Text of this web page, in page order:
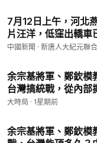
🍀 乾淨世界：
uWPaBWR88QHyh
© All Rights
7月12日上午，河北
片汪洋，低窪出轎車
小車非常艱難形式。
中國新聞 · 新唐人大紀元聯
余宗基將軍、鄭欽模
台灣搞統戰，從內部
話題選粹】｜早安中
大時局 · 1星期前
余宗基將軍、鄭欽模